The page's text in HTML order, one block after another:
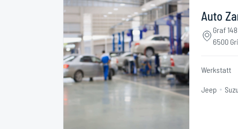
Auto
Graf 148
6500
Werkstatt
Jeep